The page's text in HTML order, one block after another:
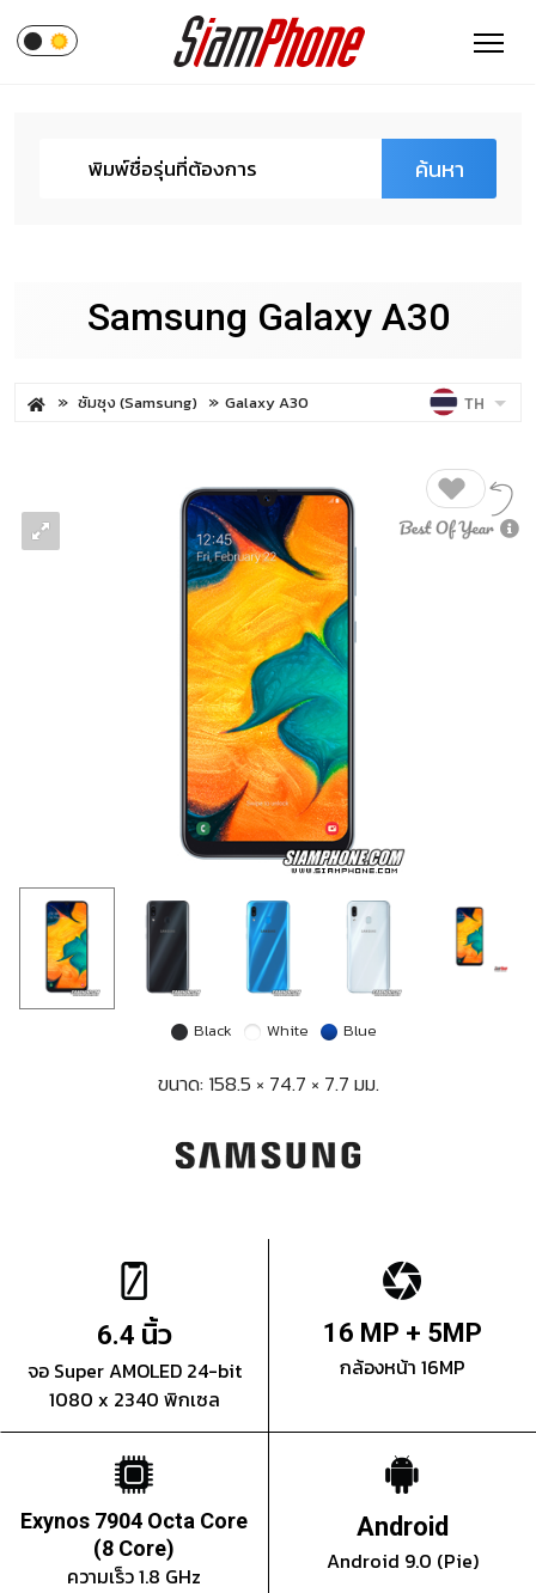
ค้นหา
Samsung Galaxy A30
ซัมซุง (Samsung) Galaxy A30 TH
Black White Blue
ขนาด: 158.5 × 74.7 × 7.7 มม.
6.4 นิ้ว
จอ Super AMOLED 24-bit
1080 x 2340 พิกเซล
16 MP + 5MP
กล้องหน้า 16MP
Exynos 7904 Octa Core
(8 Core)
ความเร็ว 1.8 GHz
Android
Android 9.0 (Pie)